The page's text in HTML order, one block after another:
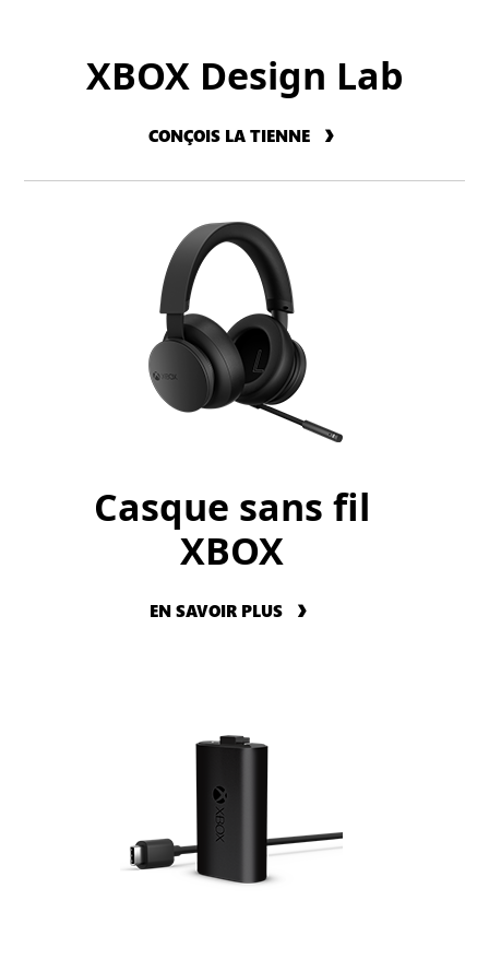
XBOX Design Lab
CONÇOIS LA TIENNE
Casque sans fil
XBOX
EN SAVOIR PLUS